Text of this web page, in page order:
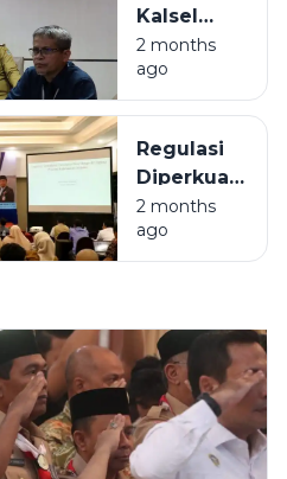
Kalsel
Masih
Terkendali,
Beras Jadi
Utama
2 months
ago
Regulasi
Diperkuat,
PUPR
Kalsel
Bidik Jalan
Berkualitas
2 months
ago